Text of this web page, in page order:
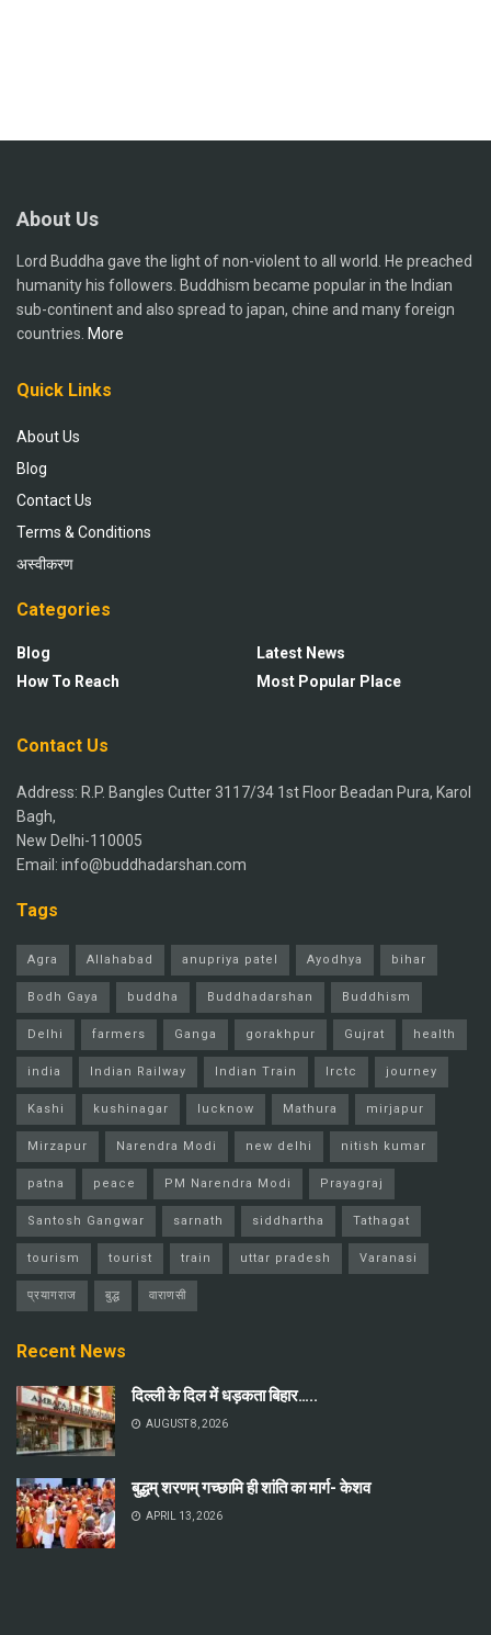
About Us
Lord Buddha gave the light of non-violent to all world. He preached
humanity his followers. Buddhism became popular in the Indian
sub-continent and also spread to japan, chine and many foreign
countries. More
Quick Links
About Us
Blog
Contact Us
Terms & Conditions
अस्वीकरण
Categories
Blog
How To Reach
Latest News
Most Popular Place
Contact Us
Address: R.P. Bangles Cutter 3117/34 1st Floor Beadan Pura, Karol
Bagh,
New Delhi-110005
Email: info@buddhadarshan.com
Tags
Agra Allahabad anupriya patel Ayodhya bihar
Bodh Gaya buddha Buddhadarshan Buddhism
Delhi farmers Ganga gorakhpur Gujrat health
india Indian Railway Indian Train Irctc journey
Kashi kushinagar lucknow Mathura mirjapur
Mirzapur Narendra Modi new delhi nitish kumar
patna peace PM Narendra Modi Prayagraj
Santosh Gangwar sarnath siddhartha Tathagat
tourism tourist train uttar pradesh Varanasi
प्रयागराज बुद्ध वाराणसी
Recent News
दिल्ली के दिल में धड़कता बिहार…..
AUGUST 8, 2026
बुद्धम् शरणम् गच्छामि ही शांति का मार्ग- केशव
APRIL 13, 2026